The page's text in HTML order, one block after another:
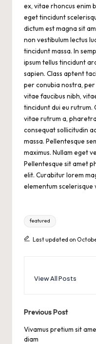
ex, vitae rhoncus enim
eget tincidunt
dictum est magna sit
non vestibulum lectus
tincidunt massa. In
ipsum tellus tincidunt
sapien. Class aptent
per conubia nostra, per
vitae faucibus nibh,
tincidunt dui eu rutrum.
vitae rutrum a,
consequat sollicitudin
massa. Pellentesque
maximus. Nullam eget
Pellentesque sit amet
elit. Curabitur lorem
elementum scelerisque
Tags:
featured
Last updated on
View All Posts
Post
navigation
Previous Post
Vivamus pretium sit
diam